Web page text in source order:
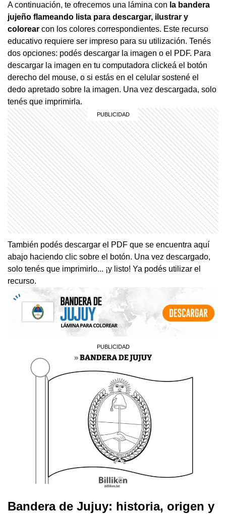
A continuación, te ofrecemos una lámina con la bandera
jujeño flameando lista para descargar, ilustrar y
colorear con los colores correspondientes. Este recurso
educativo requiere ser impreso para su utilización. Tenés
dos opciones: podés descargar la imagen o el PDF. Para
descargar la imagen en tu computadora clickeá el botón
derecho del mouse, o si estás en el celular sostené el
dedo apretado sobre la imagen. Una vez descargada, solo
tenés que imprimirla.
También podés descargar el PDF que se encuentra aquí
abajo haciendo clic sobre el botón. Una vez descargado,
solo tenés que imprimirlo... ¡y listo! Ya podés utilizar el
recurso.
Bandera de Jujuy: historia, origen y